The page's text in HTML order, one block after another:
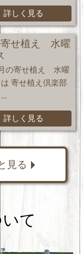
詳しく見る
寄せ植え 水曜
の寄せ植え 水曜
寄せ植え倶楽部
詳しく見る
見る
て